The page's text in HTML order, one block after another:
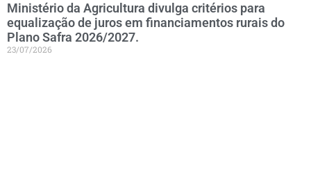
Ministério da Agricultura divulga critérios para
equalização de juros em financiamentos rurais do
Plano Safra 2026/2027.
23/07/2026